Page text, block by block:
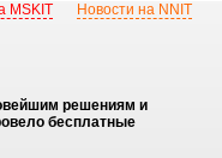
Новости на NNIT
MSKIT
решениям и
бесплатные